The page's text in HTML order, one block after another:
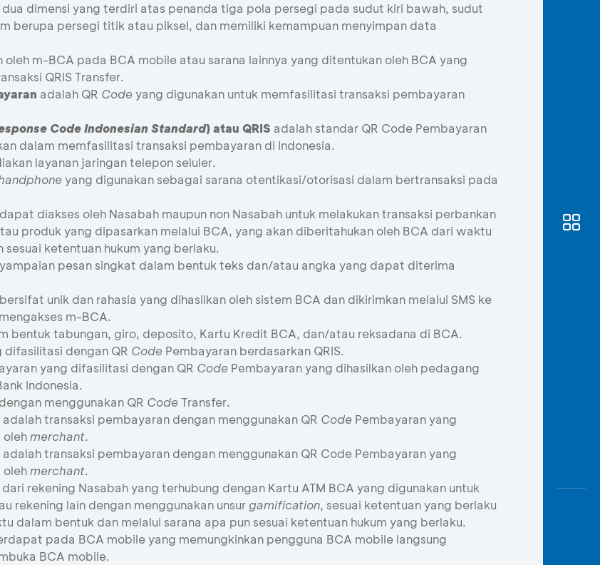
dimensi yang terdiri atas penanda tiga pola persegi pada sudut kiri bawah, sudut
berupa persegi titik atau piksel, dan memiliki kemampuan menyimpan data
oleh m-BCA pada BCA mobile atau sarana lainnya yang ditentukan oleh BCA yang
QRIS Transfer.
adalah QR Code yang digunakan untuk memfasilitasi transaksi pembayaran
Code Indonesian Standard) atau QRIS adalah standar QR Code Pembayaran
dalam memfasilitasi transaksi pembayaran di Indonesia.
layanan jaringan telepon seluler.
yang digunakan sebagai sarana otentikasi/otorisasi dalam bertransaksi pada
diakses oleh Nasabah maupun non Nasabah untuk melakukan transaksi perbankan
produk yang dipasarkan melalui BCA, yang akan diberitahukan oleh BCA dari waktu
ketentuan hukum yang berlaku.
pesan singkat dalam bentuk teks dan/atau angka yang dapat diterima
unik dan rahasia yang dihasilkan oleh sistem BCA dan dikirimkan melalui SMS ke
m-BCA.
bentuk tabungan, giro, deposito, Kartu Kredit BCA, dan/atau reksadana di BCA.
dengan QR Code Pembayaran berdasarkan QRIS.
yang difasilitasi dengan QR Code Pembayaran yang dihasilkan oleh pedagang
Indonesia.
menggunakan QR CodeTransfer.
adalah transaksi pembayaran dengan menggunakan QR Code Pembayaran yang
olehmerchant.
adalah transaksi pembayaran dengan menggunakan QR Code Pembayaran yang
olehmerchant.
rekening Nasabah yang terhubung dengan Kartu ATM BCA yang digunakan untuk
rekening lain dengan menggunakan unsur gamification, sesuai ketentuan yang berlaku
dalam bentuk dan melalui sarana apa pun sesuai ketentuan hukum yang berlaku.
pada BCA mobile yang memungkinkan pengguna BCA mobile langsung
BCA mobile.